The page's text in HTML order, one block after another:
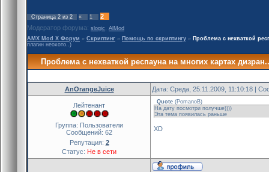
Страница 2 из 2 « 1
2
Модератор форума: slogic
AlMod
AMX Mod X Форум » Скриптинг » Помощь по скриптингу » Проблема с нехваткой
плагин неохото..)
Проблема с нехваткой респауна на многих картах
AnOrangeJuice Дата: Среда, 25.11.2009, 11:10:18 |
Лейтенант
Группа: Пользователи
Сообщений: 62
Репутация: 2
Статус: Не в сети
Quote (PomanoB)
На дату посмотри получше))))
Эта тема появилась раньше
XD